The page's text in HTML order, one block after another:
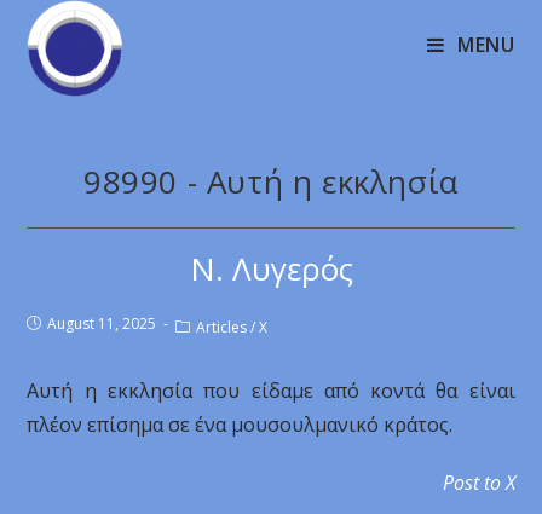
MENU
98990 - Αυτή η εκκλησία
Ν. Λυγερός
August 11, 2025 Articles / X
Αυτή η εκκλησία που είδαμε από κοντά θα είναι
πλέον επίσημα σε ένα μουσουλμανικό κράτος.
Post to X